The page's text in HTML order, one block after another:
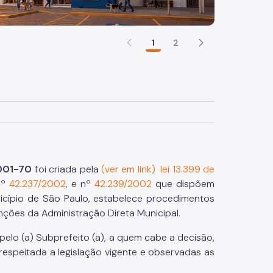
1 2
70 foi criada pela (ver em link) lei 13.399 de
42.237/2002, e nº 42.239/2002que dispõem
de São Paulo, estabelece procedimentos
da Administração Direta Municipal.
(a) Subprefeito (a), a quem cabe a decisão,
a legislação vigente e observadas as